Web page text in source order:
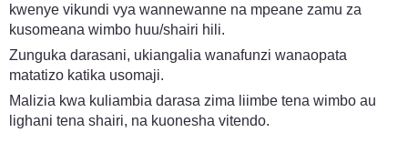
kwenye vikundi vya wannewanne na mpeane zamu za
kusomeana wimbo huu/shairi hili.
Zunguka darasani, ukiangalia wanafunzi wanaopata
matatizo katika usomaji.
Malizia kwa kuliambia darasa zima liimbe tena wimbo au
lighani tena shairi, na kuonesha vitendo.